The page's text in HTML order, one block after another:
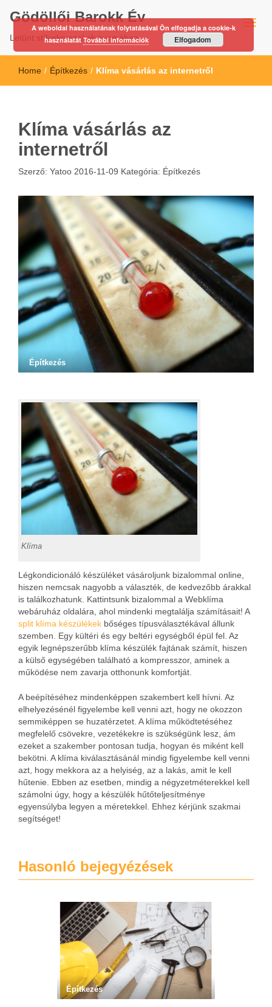
Gödöllői Barokk Év
Letűnt stíluskorszakok nyomában…
Home / Építkezés / Klíma vásárlás az internetről
Klíma vásárlás az
internetről
Szerző: Yatoo 2016-11-09 Kategória: Építkezés
Építkezés
Klíma
Légkondicionáló készüléket vásároljunk bizalommal online,
hiszen nemcsak nagyobb a választék, de kedvezőbb árakkal
is találkozhatunk. Kattintsunk bizalommal a Webklíma
webáruház oldalára, ahol mindenki megtalálja számításait! A
split klíma készülékek bőséges típusválasztékával állunk
szemben. Egy kültéri és egy beltéri egységből épül fel. Az
egyik legnépszerűbb klíma készülék fajtának számít, hiszen
a külső egységében található a kompresszor, aminek a
működése nem zavarja otthonunk komfortját.
A beépítéséhez mindenképpen szakembert kell hívni. Az
elhelyezésénél figyelembe kell venni azt, hogy ne okozzon
semmiképpen se huzatérzetet. A klíma működtetéséhez
megfelelő csövekre, vezetékekre is szükségünk lesz, ám
ezeket a szakember pontosan tudja, hogyan és miként kell
bekötni. A klíma kiválasztásánál mindig figyelembe kell venni
azt, hogy mekkora az a helyiség, az a lakás, amit le kell
hűtenie. Ebben az esetben, mindig a négyzetméterekkel kell
számolni úgy, hogy a készülék hűtőteljesítménye
egyensúlyba legyen a méretekkel. Ehhez kérjünk szakmai
segítséget!
Hasonló bejegyézések
Építkezés
A weboldal használatának folytatásával Ön elfogadja a cookie-k
használatátTovábbi információk Elfogadom